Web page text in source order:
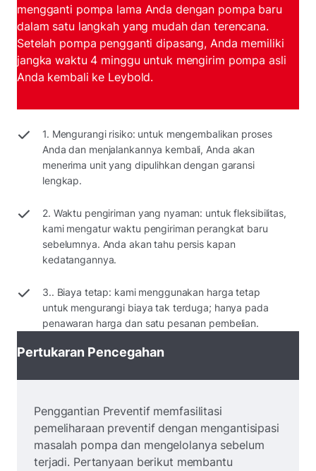
mengganti pompa lama Anda dengan pompa baru
dalam satu langkah yang mudah dan terencana.
Setelah pompa pengganti dipasang, Anda memiliki
jangka waktu 4 minggu untuk mengirim pompa asli
Anda kembali ke Leybold.
1. Mengurangi risiko: untuk mengembalikan proses
Anda dan menjalankannya kembali, Anda akan
menerima unit yang dipulihkan dengan garansi
lengkap.
2. Waktu pengiriman yang nyaman: untuk fleksibilitas,
kami mengatur waktu pengiriman perangkat baru
sebelumnya. Anda akan tahu persis kapan
kedatangannya.
3.. Biaya tetap: kami menggunakan harga tetap
untuk mengurangi biaya tak terduga; hanya pada
penawaran harga dan satu pesanan pembelian.
Pertukaran Pencegahan
Penggantian Preventif memfasilitasi
pemeliharaan preventif dengan mengantisipasi
masalah pompa dan mengelolanya sebelum
terjadi. Pertanyaan berikut membantu